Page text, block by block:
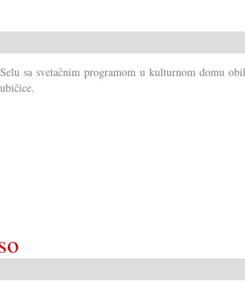
sa svetačnim programom u kulturnom domu